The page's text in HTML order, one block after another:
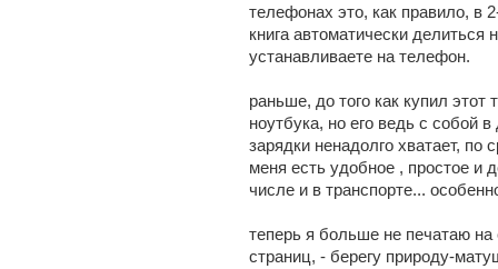
телефонах это, как правило, в
книга автоматически
устанавливаете на телефон.
раньше, до того как купил
ноутбука, но его ведь с собой
зарядки ненадолго хватает,
меня есть удобное , простое и
числе и в транспорте...
теперь я больше не печатаю
страниц, - берегу природу-